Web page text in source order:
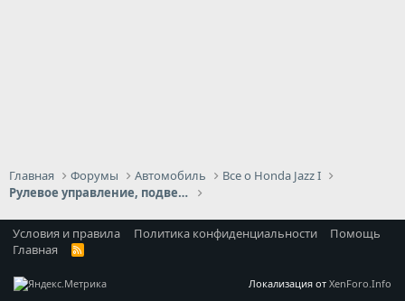
Главная Форумы Автомобиль
Все о Honda Jazz I
Рулевое управление, подвеска, ходовая, тормоза
Условия и правила Политика конфиденциальности
Помощь
Главная
R
Локализация от XenForo.Info